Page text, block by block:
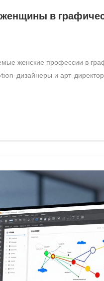
в
женские профессии в
дизайнеры и арт-